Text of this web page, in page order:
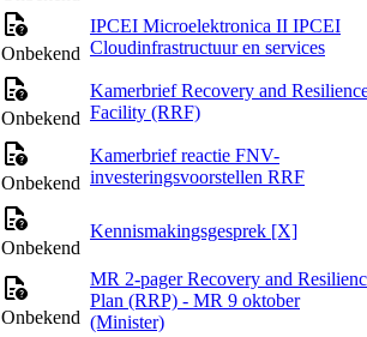
Onbekend
IPCEI Microelektronica II IPCEI
Cloudinfrastructuur en services
Onbekend
Kamerbrief Recovery and
Facility (RRF)
Onbekend
Kamerbrief reactie FNV-
investeringsvoorstellen RRF
Onbekend
Kennismakingsgesprek [X]
Onbekend
MR 2-pager Recovery and
Plan (RRP) - MR 9 oktober
(Minister)